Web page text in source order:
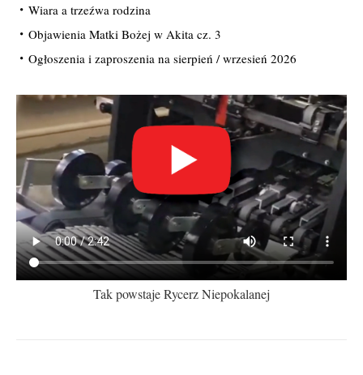
Wiara a trzeźwa rodzina
Objawienia Matki Bożej w Akita cz. 3
Ogłoszenia i zaproszenia na sierpień / wrzesień 2026
Tak powstaje Rycerz Niepokalanej